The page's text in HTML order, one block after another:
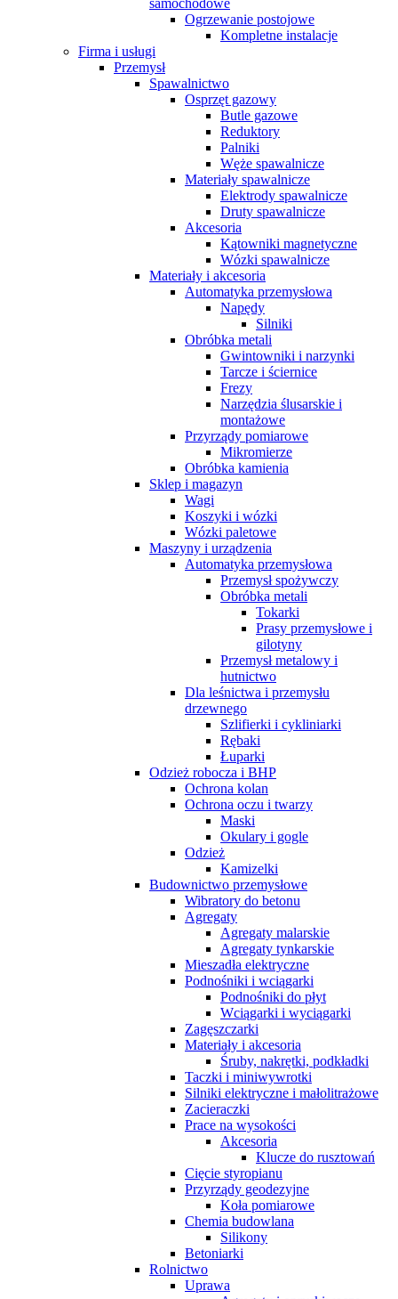
samochodowe
Ogrzewanie postojowe
Kompletne instalacje
Firma i usługi
Przemysł
Spawalnictwo
Osprzęt gazowy
Butle gazowe
Reduktory
Palniki
Węże spawalnicze
Materiały spawalnicze
Elektrody spawalnicze
Druty spawalnicze
Akcesoria
Kątowniki magnetyczne
Wózki spawalnicze
Materiały i akcesoria
Automatyka przemysłowa
Napędy
Silniki
Obróbka metali
Gwintowniki i narzynki
Tarcze i ściernice
Frezy
Narzędzia ślusarskie i
montażowe
Przyrządy pomiarowe
Mikromierze
Obróbka kamienia
Sklep i magazyn
Wagi
Koszyki i wózki
Wózki paletowe
Maszyny i urządzenia
Automatyka przemysłowa
Przemysł spożywczy
Obróbka metali
Tokarki
Prasy przemysłowe i
gilotyny
Przemysł metalowy i
hutnictwo
Dla leśnictwa i przemysłu
drzewnego
Szlifierki i cykliniarki
Rębaki
Łuparki
Odzież robocza i BHP
Ochrona kolan
Ochrona oczu i twarzy
Maski
Okulary i gogle
Odzież
Kamizelki
Budownictwo przemysłowe
Wibratory do betonu
Agregaty
Agregaty malarskie
Agregaty tynkarskie
Mieszadła elektryczne
Podnośniki i wciągarki
Podnośniki do płyt
Wciągarki i wyciągarki
Zagęszczarki
Materiały i akcesoria
Śruby, nakrętki, podkładki
Taczki i miniwywrotki
Silniki elektryczne i małolitrażowe
Zacieraczki
Prace na wysokości
Akcesoria
Klucze do rusztowań
Cięcie styropianu
Przyrządy geodezyjne
Koła pomiarowe
Chemia budowlana
Silikony
Betoniarki
Rolnictwo
Uprawa